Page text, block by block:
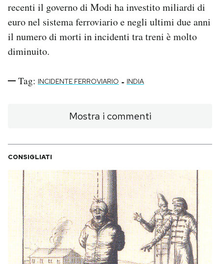
recenti il governo di Modi ha investito miliardi di
euro nel sistema ferroviario e negli ultimi due anni
il numero di morti in incidenti tra treni è molto
diminuito.
Tag: INCIDENTE FERROVIARIO - INDIA
Mostra i commenti
CONSIGLIATI